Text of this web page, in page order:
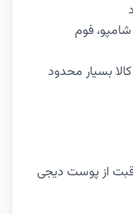
فوم
بسیار محدود
از پوست دیجی